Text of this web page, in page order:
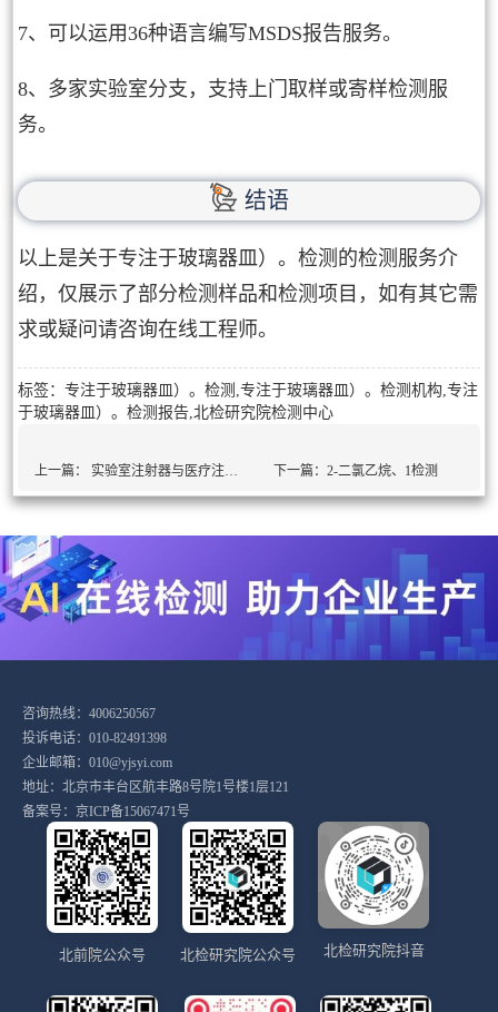
7、可以运用36种语言编写MSDS报告服务。
8、多家实验室分支，支持上门取样或寄样检测服
务。
结语
以上是关于专注于玻璃器皿）。检测的检测服务介
绍，仅展示了部分检测样品和检测项目，如有其它需
求或疑问请咨询在线工程师。
标签：专注于玻璃器皿）。检测,专注于玻璃器皿）。检测机构,专注
于玻璃器皿）。检测报告,北检研究院检测中心
上一篇：实验室注射器与医疗注射器不同检测 下一篇：2-二氯乙烷、1检测
咨询热线：4006250567
投诉电话：010-82491398
企业邮箱：010@yjsyi.com
地址：北京市丰台区航丰路8号院1号楼1层121
备案号： 京ICP备15067471号
北前院公众号 北检研究院公众号 北检研究院抖音